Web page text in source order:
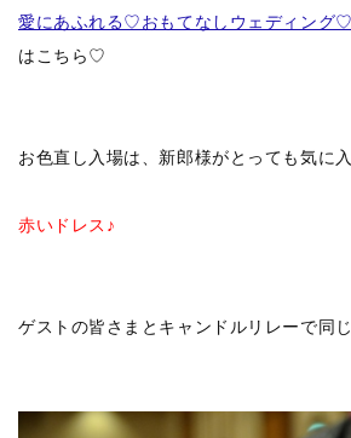
愛にあふれる♡おもてなしウェディング
はこちら♡
お色直し入場は、新郎様がとっても気に
赤いドレス♪
ゲストの皆さまとキャンドルリレーで同